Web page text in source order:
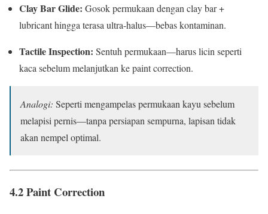
Clay Bar Glide: Gosok permukaan dengan clay bar +
lubricant hingga terasa ultra-halus—bebas kontaminan.
Tactile Inspection: Sentuh permukaan—harus licin seperti
kaca sebelum melanjutkan ke paint correction.
Analogi: Seperti mengampelas permukaan kayu sebelum
melapisi pernis—tanpa persiapan sempurna, lapisan tidak
akan nempel optimal.
4.2 Paint Correction